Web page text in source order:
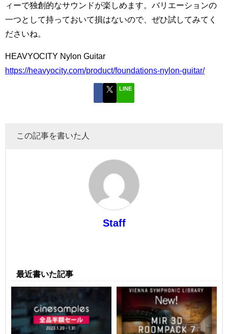
ィーで独創的なサウンドが楽しめます。バリエーションの
一つとして持っておいて損はないので、ぜひ試してみてく
ださいね。
HEAVYOCITY Nylon Guitar
https://heavyocity.com/product/foundations-nylon-guitar/
LINE
この記事を書いた人
Staff
最近書いた記事